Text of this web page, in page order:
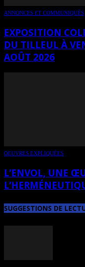
ANNONCES ET COMMUNIQUÉS
EXPOSITION
DU TILLEUL À
AOÛT 2026
OEUVRES EXPLIQUÉES
L’ENVOL, UNE
SUGGESTIONS DE